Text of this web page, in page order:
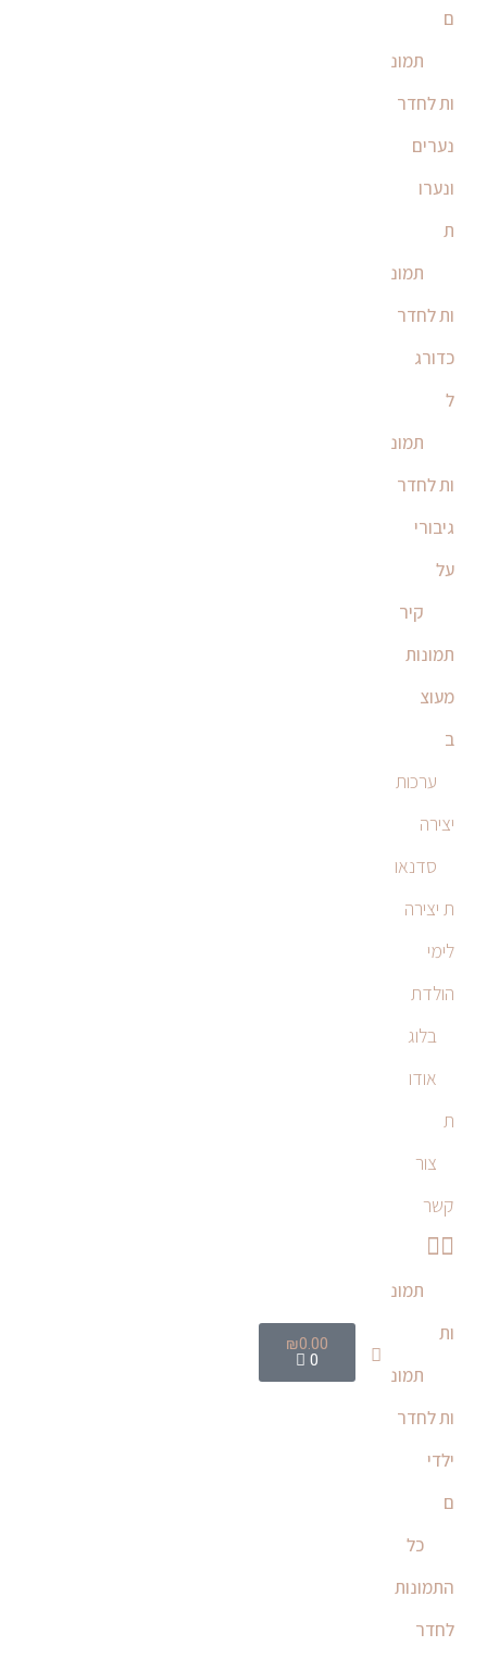
ם
תמונ
ות לחדר
נערים
ונערו
ת
תמונ
ות לחדר
כדורג
ל
תמונ
ות לחדר
גיבורי
על
קיר
תמונות
מעוצ
ב
ערכות
יצירה
סדנאו
ת יצירה
לימי
הולדת
בלוג
אודו
ת
צור
קשר
תמונ
ות
תמונ
ות לחדר
ילדי
ם
כל
התמונות
לחדר
₪0.00
0